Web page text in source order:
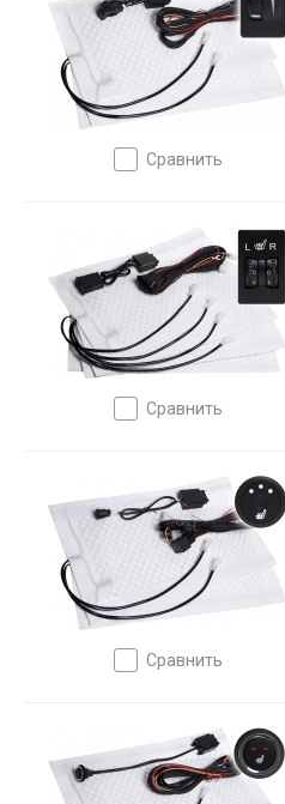
сравнить
сравнить
сравнить